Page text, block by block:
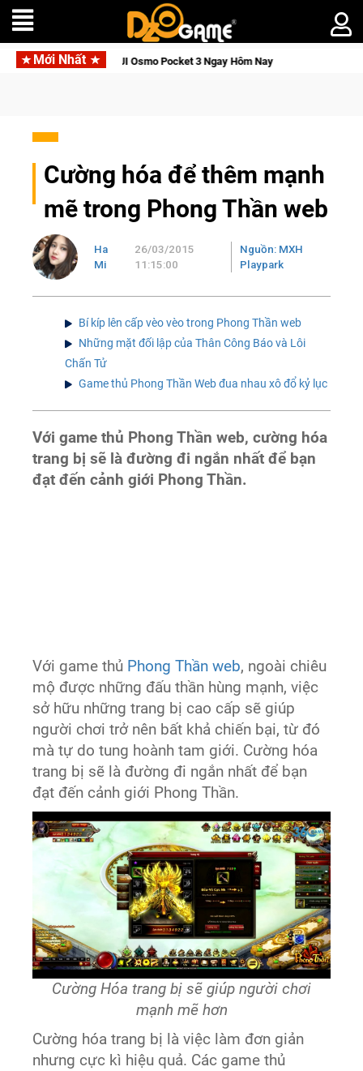
Mới Nhất
Tỉnh, Săn DJI Osmo Pocket 3 Ngay Hôm Nay
Cường hóa để thêm mạnh
mẽ trong Phong Thần web
Ha
Mi
26/03/2015
11:15:00
Nguồn: MXH
Playpark
Bí kíp lên cấp vèo vèo trong Phong Thần web
Những mặt đối lập của Thân Công Báo và Lôi
Chấn Tử
Game thủ Phong Thần Web đua nhau xô đổ kỷ lục
Với game thủ Phong Thần web, cường hóa
trang bị sẽ là đường đi ngắn nhất để bạn
đạt đến cảnh giới Phong Thần.
Với game thủ Phong Thần web, ngoài chiêu
mộ được những đấu thần hùng mạnh, việc
sở hữu những trang bị cao cấp sẽ giúp
người chơi trở nên bất khả chiến bại, từ đó
mà tự do tung hoành tam giới. Cường hóa
trang bị sẽ là đường đi ngắn nhất để bạn
đạt đến cảnh giới Phong Thần.
Cường Hóa trang bị sẽ giúp người chơi
mạnh mẽ hơn
Cường hóa trang bị là việc làm đơn giản
nhưng cực kì hiệu quả. Các game thủ